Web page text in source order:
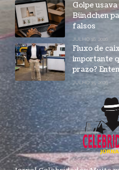
Golpe
Bündchen
falsos
JULHO 16, 2026
Fluxo de
importante
prazo?
JULHO 15, 2026